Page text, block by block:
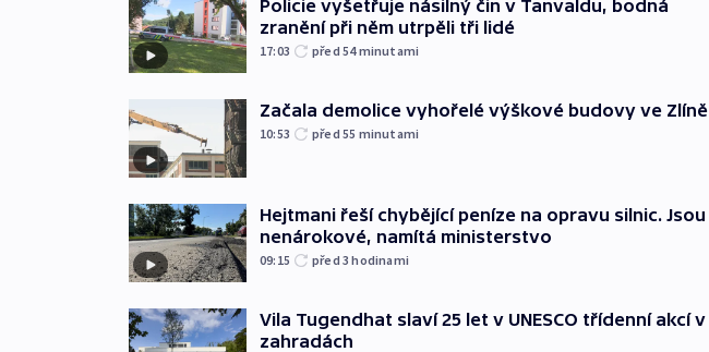
Policie vyšetřuje násilný čin v Tanvaldu, bodná
zranění při něm utrpěli tři lidé
17:03 před 54minutami
Začala demolice vyhořelé výškové budovy ve Zlíně
10:53 před 55 minutami
Hejtmani řeší chybějící peníze na opravu silnic. Jsou
nenárokové, namítá ministerstvo
09:15 před 3hodinami
Vila Tugendhat slaví 25 let v UNESCO třídenní akcí v
zahradách